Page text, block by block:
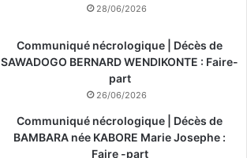
28/06/2026
Communiqué nécrologique | Décès de
SAWADOGO BERNARD WENDIKONTE : Faire-
part
26/06/2026
Communiqué nécrologique | Décès de
BAMBARA née KABORE Marie Josephe :
Faire -part